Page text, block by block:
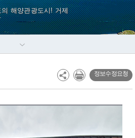
의 해양관광도시! 거제
정보수정요청